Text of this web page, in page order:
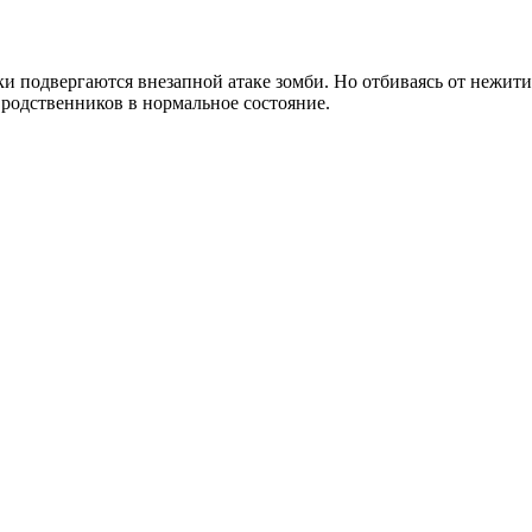
внезапной атаке зомби. Но отбиваясь от
в нормальное состояние.